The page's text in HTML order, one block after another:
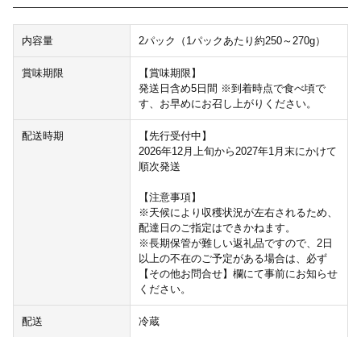
内容量 2パック（1パックあたり約250～270g）
賞味期限
【賞味期限】
発送日含め5日間 ※到着時点で食べ頃で
す、お早めにお召し上がりください。
配送時期
【先行受付中】
2026年12月上旬から2027年1月末にかけて
順次発送
【注意事項】
※天候により収穫状況が左右されるため、
配達日のご指定はできかねます。
※長期保管が難しい返礼品ですので、2日
以上の不在のご予定がある場合は、必ず
【その他お問合せ】欄にて事前にお知らせ
ください。
配送 冷蔵